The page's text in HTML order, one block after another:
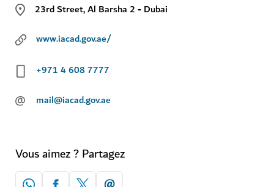
23rd Street, Al Barsha 2 - Dubai
www.iacad.gov.ae/
+971 4 608 7777
@ mail@iacad.gov.ae
Vous aimez ? Partagez